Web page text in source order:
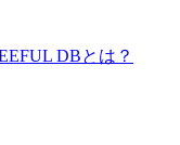
DBとは？